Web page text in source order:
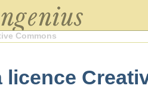
Commons
licence